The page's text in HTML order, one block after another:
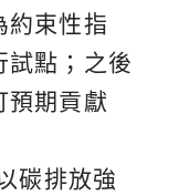
約束性指
試點；之後
預期貢獻
碳排放強